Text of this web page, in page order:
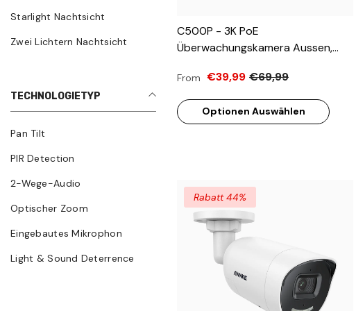
Starlight Nachtsicht
Zwei Lichtern Nachtsicht
TECHNOLOGIETYP
Pan Tilt
PIR Detection
2-Wege-Audio
Optischer Zoom
Eingebautes Mikrophon
Light & Sound Deterrence
C500P - 3K PoE
Überwachungskamera Aussen,
1728 @ 20 Fps, Personen- &
Fahrzeugerkennung, Zwei-Wege-
Audio, IP67
From €39,99 €69,99
Optionen Auswählen
Rabatt 44%